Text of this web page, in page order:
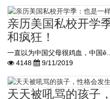
亲历美国私校开学
和疯狂！
一直以为中国父母很鸡血，中国ê...
4148
9/11/2019
天天被吼骂的孩子